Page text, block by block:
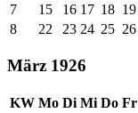
7
15 16 17 18 19
8
22 23 24 25 26
März 1926
KW Mo Di Mi Do Fr